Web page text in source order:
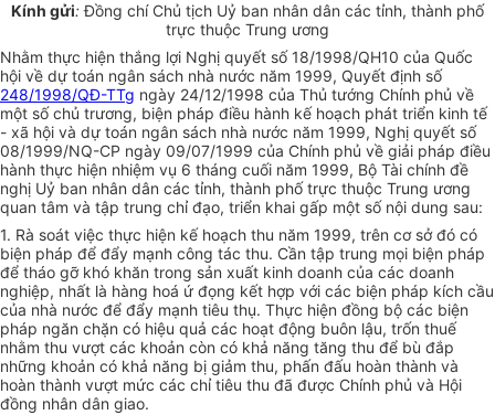
Kính gửi:Đồng chí Chủ tịch Uỷ ban nhân dân các tỉnh, thành phố
trực thuộc Trung ương
Nhằm thực hiện thắng lợi Nghị quyết số 18/1998/QH10 của Quốc
hội về dự toán ngân sách nhà nước năm 1999, Quyết định số
248/1998/QĐ-TTg ngày 24/12/1998 của Thủ tướng Chính phủ về
một số chủ trương, biện pháp điều hành kế hoạch phát triển kinh tế
- xã hội và dự toán ngân sách nhà nước năm 1999, Nghị quyết số
08/1999/NQ-CP ngày 09/07/1999 của Chính phủ về giải pháp điều
hành thực hiện nhiệm vụ 6 tháng cuối năm 1999, Bộ Tài chính đề
nghị Uỷ ban nhân dân các tỉnh, thành phố trực thuộc Trung ương
quan tâm và tập trung chỉ đạo, triển khai gấp một số nội dung sau:
1. Rà soát việc thực hiện kế hoạch thu năm 1999, trên cơ sở đó có
biện pháp để đẩy mạnh công tác thu. Cần tập trung mọi biện pháp
để tháo gỡ khó khăn trong sản xuất kinh doanh của các doanh
nghiệp, nhất là hàng hoá ứ đọng kết hợp với các biện pháp kích cầu
của nhà nước để đẩy mạnh tiêu thụ. Thực hiện đồng bộ các biện
pháp ngăn chặn có hiệu quả các hoạt động buôn lậu, trốn thuế
nhằm thu vượt các khoản còn có khả năng tăng thu để bù đắp
những khoản có khả năng bị giảm thu, phấn đấu hoàn thành và
hoàn thành vượt mức các chỉ tiêu thu đã được Chính phủ và Hội
đồng nhân dân giao.